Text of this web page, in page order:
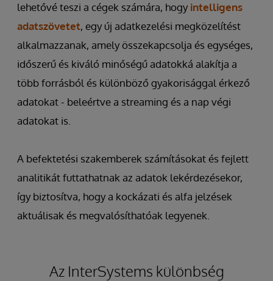
lehetővé teszi a cégek számára, hogyintelligens
adatszövetet, egy új adatkezelési megközelítést
alkalmazzanak, amely összekapcsolja és egységes,
időszerű és kiváló minőségű adatokká alakítja a
több forrásból és különböző gyakorisággal érkező
adatokat - beleértve a streaming és a nap végi
adatokat is.
A befektetési szakemberek számításokat és fejlett
analitikát futtathatnak az adatok lekérdezésekor,
így biztosítva, hogy a kockázati és alfa jelzések
aktuálisak és megvalósíthatóak legyenek.
Az InterSystems különbség